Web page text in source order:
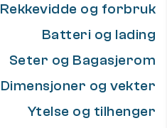
Rekkevidde og forbruk
Batteri og lading
Seter og Bagasjerom
Dimensjoner og vekter
Ytelse og tilhenger